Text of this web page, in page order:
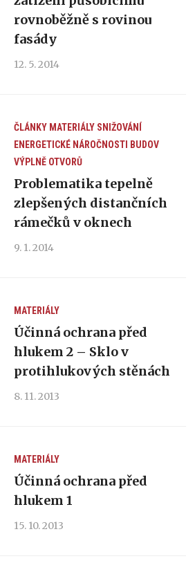
rovnoběžně s rovinou
fasády
12. 5. 2014
ČLÁNKY MATERIÁLY SNIŽOVÁNÍ
ENERGETICKÉ NÁROČNOSTI BUDOV
VÝPLNĚ OTVORŮ
Problematika tepelně
zlepšených distančních
rámečků v oknech
9. 1. 2014
MATERIÁLY
Účinná ochrana před
hlukem 2 – Sklo v
protihlukových stěnách
8. 11. 2013
MATERIÁLY
Účinná ochrana před
hlukem 1
15. 10. 2013